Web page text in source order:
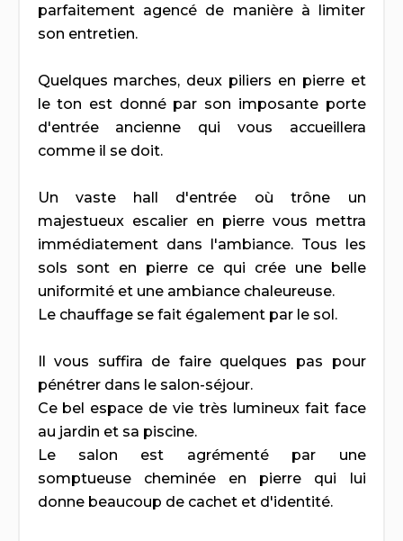
parfaitement agencé de manière à limiter
son entretien.
Quelques marches, deux piliers en pierre et
le ton est donné par son imposante porte
d'entrée ancienne qui vous accueillera
comme il se doit.
Un vaste hall d'entrée où trône un
majestueux escalier en pierre vous mettra
immédiatement dans l'ambiance. Tous les
sols sont en pierre ce qui crée une belle
uniformité et une ambiance chaleureuse.
Le chauffage se fait également par le sol.
Il vous suffira de faire quelques pas pour
pénétrer dans le salon-séjour.
Ce bel espace de vie très lumineux fait face
au jardin et sa piscine.
Le salon est agrémenté par une
somptueuse cheminée en pierre qui lui
donne beaucoup de cachet et d'identité.